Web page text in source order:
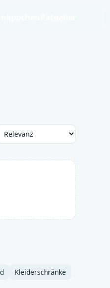
Kleiderschränke